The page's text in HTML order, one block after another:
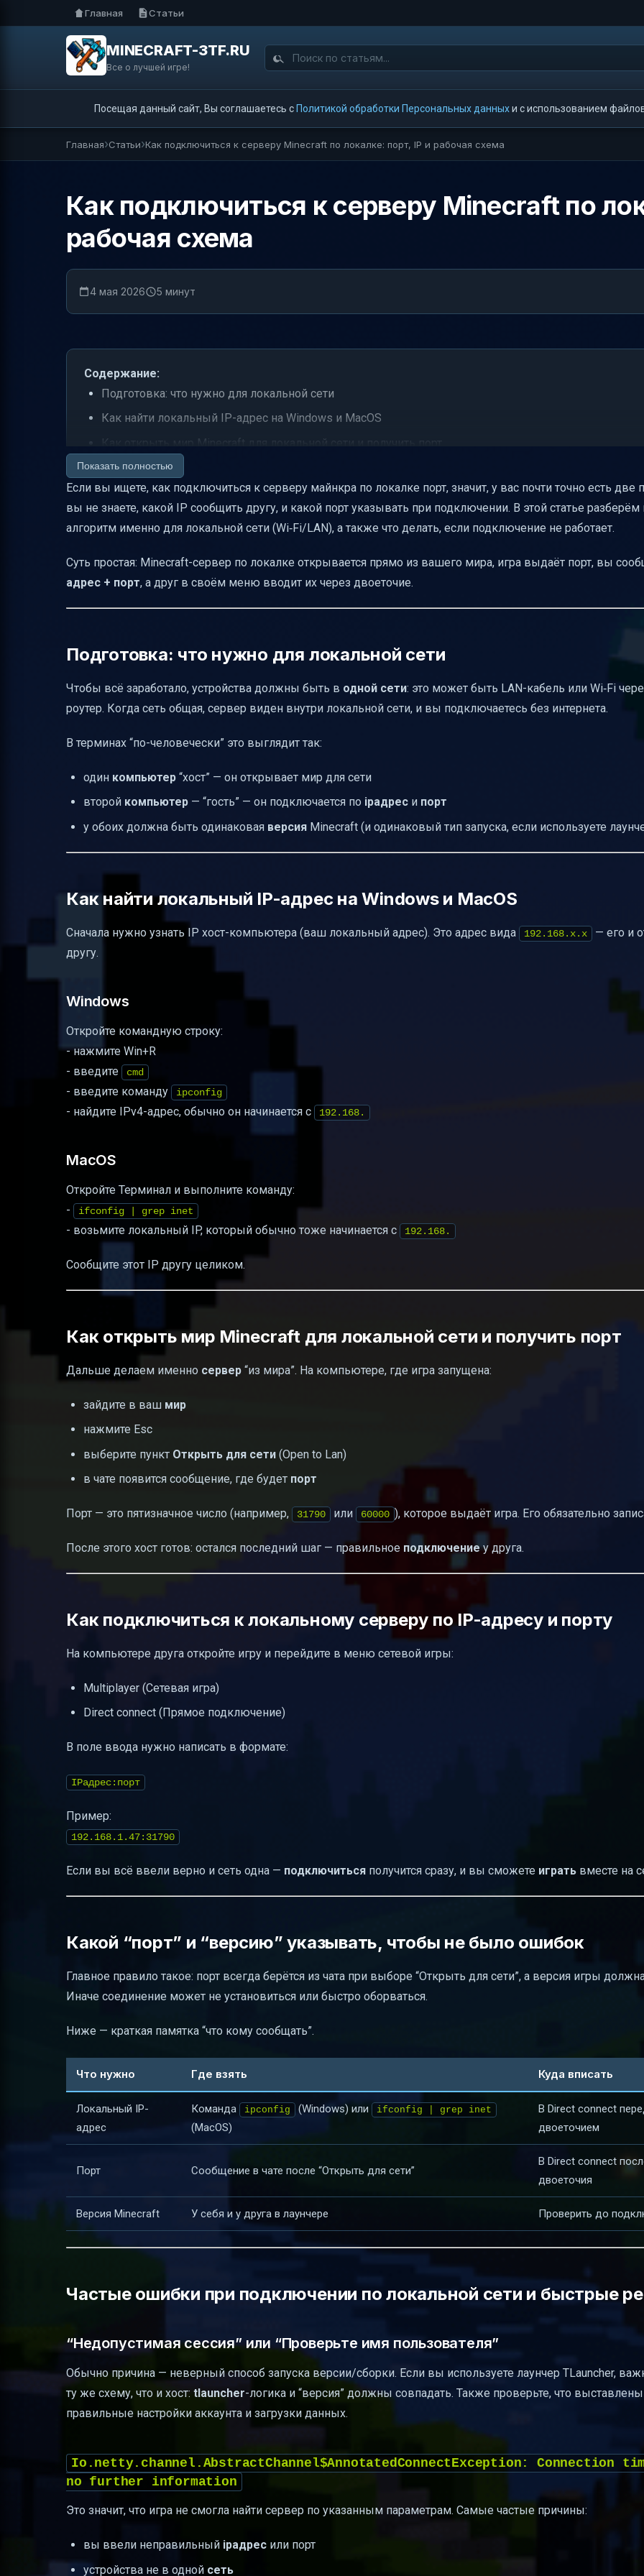
Главная Статьи
MINECRAFT-3TF.RU
Все о лучшей игре!
Посещая данный сайт, Вы соглашаетесь с Политикой обработки Персональных данныхи с использованием
Главная Статьи Как подключиться к серверу Minecraft по локалке: порт, IP и рабочая схема
Как подключиться к серверу Minecraft по
рабочая схема
4 мая 2026 5 минут
Содержание:
Подготовка: что нужно для локальной сети
Как найти локальный IP-адрес на Windows и MacOS
Как открыть мир Minecraft для локальной сети и получить порт
Как подключиться к локальному серверу по IP-адресу и порту
Какой “порт” и “версию” указывать, чтобы не было ошибок
Частые ошибки при подключении по локальной сети и быстрые решения
Если вы хотите играть с модами по локальной сети
Какие способы игры в Minecraft по сети существуют (коротко)
Показать полностью
Если вы ищете, как подключиться к серверу майнкра по локалке порт, значит, у вас почти точно есть две
вы не знаете, какой IP сообщить другу, и какой порт указывать при подключении. В этой статье
алгоритм именно для локальной сети (Wi‑Fi/LAN), а также что делать, если подключение не работает.
Суть простая: Minecraft-сервер по локалке открывается прямо из вашего мира, игра выдаёт порт, вы
адрес + порт, а друг в своём меню вводит их через двоеточие.
Подготовка: что нужно для локальной сети
Чтобы всё заработало, устройства должны быть в одной сети: это может быть LAN-кабель или Wi‑Fi
роутер. Когда сеть общая, сервер виден внутри локальной сети, и вы подключаетесь без интернета.
В терминах “по-человечески” это выглядит так:
один компьютер “хост” — он открывает мир для сети
второй компьютер — “гость” — он подключается по ipадрес и порт
у обоих должна быть одинаковая версия Minecraft (и одинаковый тип запуска, если используете
Как найти локальный IP-адрес на Windows и MacOS
Сначала нужно узнать IP хост-компьютера (ваш локальный адрес). Это адрес вида 192.168.x.x
— его и
другу.
Windows
Откройте командную строку:
- нажмите Win+R
- введите
cmd
- введите команду ipconfig
- найдите IPv4-адрес, обычно он начинается с 192.168.
MacOS
Откройте Терминал и выполните команду:
-
ifconfig | grep inet
- возьмите локальный IP, который обычно тоже начинается с 192.168.
Сообщите этот IP другу целиком.
Как открыть мир Minecraft для локальной сети и получить порт
Дальше делаем именно сервер “из мира”. На компьютере, где игра запущена:
зайдите в ваш мир
нажмите Esc
выберите пункт Открыть для сети (Open to Lan)
в чате появится сообщение, где будет порт
Порт — это пятизначное число (например, 31790 или 60000 ), которое выдаёт игра. Его обязательно
После этого хост готов: остался последний шаг — правильное подключениеу друга.
Как подключиться к локальному серверу по IP-адресу и порту
На компьютере друга откройте игру и перейдите в меню сетевой игры:
Multiplayer (Сетевая игра)
Direct connect (Прямое подключение)
В поле ввода нужно написать в формате:
IPадрес:порт
Пример:
192.168.1.47:31790
Если вы всё ввели верно и сеть одна — подключиться получится сразу, и вы сможете играть вместе на
Какой “порт” и “версию” указывать, чтобы не было ошибок
Главное правило такое: порт всегда берётся из чата при выборе “Открыть для сети”, а версия игры
Иначе соединение может не установиться или быстро оборваться.
Ниже — краткая памятка “что кому сообщать”.
Что нужно Где взять Куда вписать
Локальный IP-
адрес
Команда ipconfig (Windows) или ifconfig | grep inet
(MacOS)
В Direct connect
двоеточием
Порт Сообщение в чате после “Открыть для сети”
В Direct connect
двоеточия
Версия Minecraft У себя и у друга в лаунчере Проверить до
Частые ошибки при подключении по локальной сети и быстрые
“Недопустимая сессия” или “Проверьте имя пользователя”
Обычно причина — неверный способ запуска версии/сборки. Если вы используете лаунчер TLauncher,
ту же схему, что и хост: tlauncher-логика и “версия” должны совпадать. Также проверьте, что выставлены
правильные настройки аккаунта и загрузки данных.
Io.netty.channel.AbstractChannel$AnnotatedConnectException: Connection
no further information
Это значит, что игра не смогла найти сервер по указанным параметрам. Самые частые причины:
вы ввели неправильный ipадрес или порт
устройства не в одной сеть